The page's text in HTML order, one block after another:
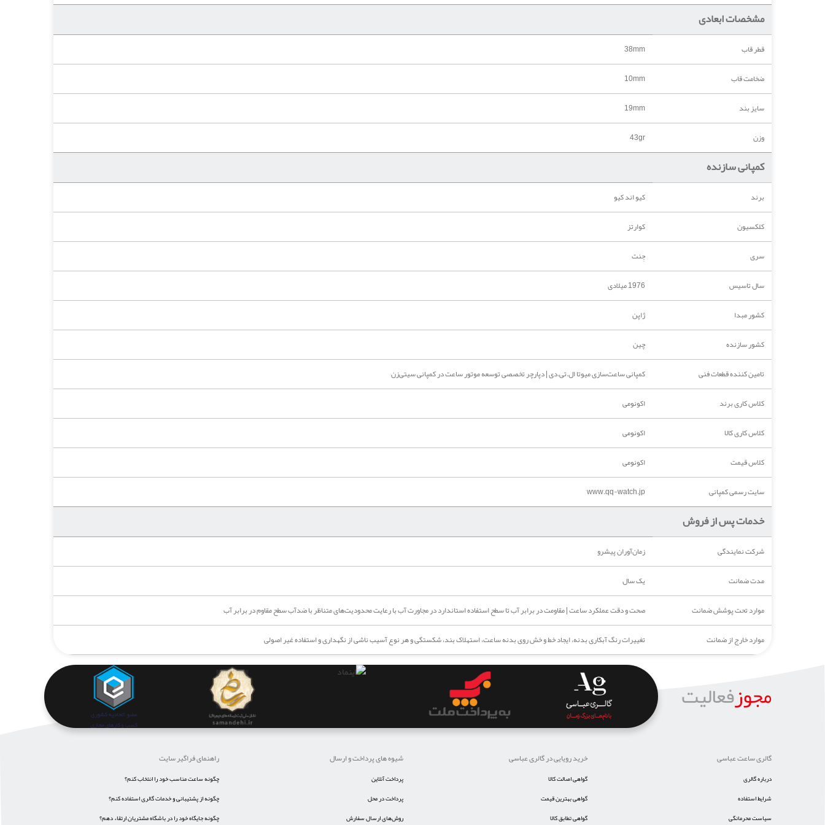
مشخصات ابعادی
قطر قاب
38mm
ضخامت قاب
10mm
سایز بند
19mm
وزن
43gr
کمپانی سازنده
برند
کیو اند کیو
کلکسیون
کوارتز
سری
جِنت
سال تاسیس
1976 میلادی
کشور مبدا
ژاپن
کشور سازنده
چین
تامین کننده قطعات فنی
کمپانی ساعت‌سازی میوتا ال.تی.دی | دپارچر تخصصی توسعه موتور ساعت در کمپانی سیتی‌زن
کلاس کاری برند
اکونومی
کلاس کاری کالا
اکونومی
کلاس قیمت
اکونومی
سایت رسمی کمپانی
www.qq-watch.jp
خدمات پس از فروش
شرکت نمایندگی
زمان‌آوران پیشرو
مدت ضمانت
یک سال
موارد تحت پوشش ضمانت
صحت و دقت عملکرد ساعت | مقاومت در برابر آب تا سطح استفاده استاندارد در مجاورت آب با رعایت محدودیت‌های متناظر با ضدآب سطح مقاوم در برابر آب
موارد خارج از ضمانت
تغییرات رنگ آبکاری بدنه، ایجاد خط و خش روی بدنه ساعت، استهلاک بند، شکستگی و هر نوع آسیب ناشی از نگهداری و استفاده غیر اصولی
مجوزفعالیت
گالری ساعت عباسی
درباره گالری
شرایط استفاده
سیاست محرمانگی
خرید رویایی در گالری عباسی
گواهی اصالت کالا
گواهی بهترین قیمت
گواهی تطابق کالا
شیوه های پرداخت و ارسال
پرداخت آنلاین
پرداخت در محل
روش‌های ارسال سفارش
راهنمای فراگیر سایت
چگونه ساعت مناسب خود را انتخاب کنم؟
چگونه از پشتیبانی و خدمات گالری استفاده کنم؟
چگونه جایگاه خود را در باشگاه مشتریان ارتقاء دهم؟